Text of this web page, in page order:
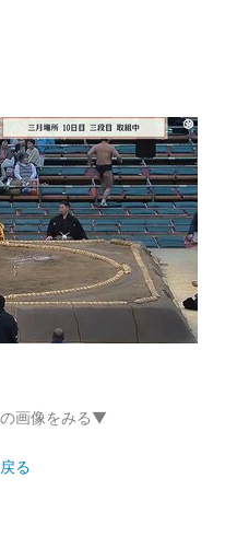
画像をみる▼
る